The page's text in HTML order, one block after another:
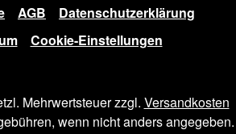
AGB
Datenschutzerklärung
Cookie-Einstellungen
Mehrwertsteuer zzgl. Versandkosten
wenn nicht anders angegeben.